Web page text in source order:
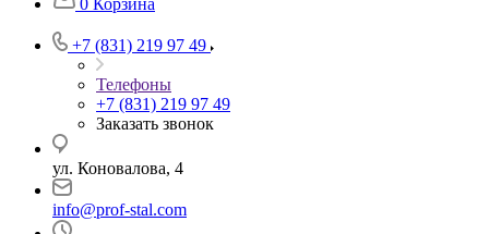
0 Корзина
+7 (831) 219 97 49
Телефоны
+7 (831) 219 97 49
Заказать звонок
ул. Коновалова, 4
info@prof-stal.com